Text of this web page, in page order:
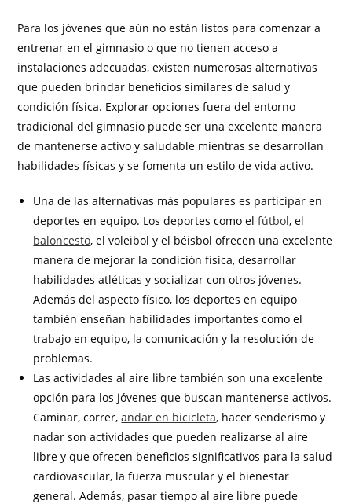
Para los jóvenes que aún no están listos para comenzar a
entrenar en el gimnasio o que no tienen acceso a
instalaciones adecuadas, existen numerosas alternativas
que pueden brindar beneficios similares de salud y
condición física. Explorar opciones fuera del entorno
tradicional del gimnasio puede ser una excelente manera
de mantenerse activo y saludable mientras se desarrollan
habilidades físicas y se fomenta un estilo de vida activo.
Una de las alternativas más populares es participar en
deportes en equipo. Los deportes como elfútbol, el
baloncesto, el voleibol y el béisbol ofrecen una excelente
manera de mejorar la condición física, desarrollar
habilidades atléticas y socializar con otros jóvenes.
Además del aspecto físico, los deportes en equipo
también enseñan habilidades importantes como el
trabajo en equipo, la comunicación y la resolución de
problemas.
Las actividades al aire libre también son una excelente
opción para los jóvenes que buscan mantenerse activos.
Caminar, correr,andar en bicicleta, hacer senderismo y
nadar son actividades que pueden realizarse al aire
libre y que ofrecen beneficios significativos para la salud
cardiovascular, la fuerza muscular y el bienestar
general. Además, pasar tiempo al aire libre puede